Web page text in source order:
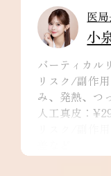
医
小
バーティカル
リスク/副作
み、発熱、つ
人工真皮：
リスク/副作